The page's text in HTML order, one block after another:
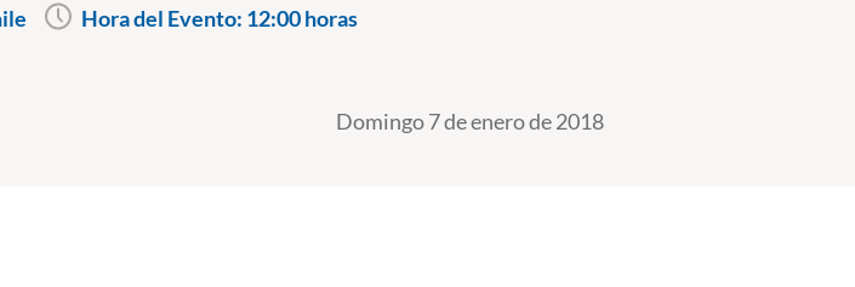
Hora del Evento: 12:00 horas
Domingo 7 de enero de 2018